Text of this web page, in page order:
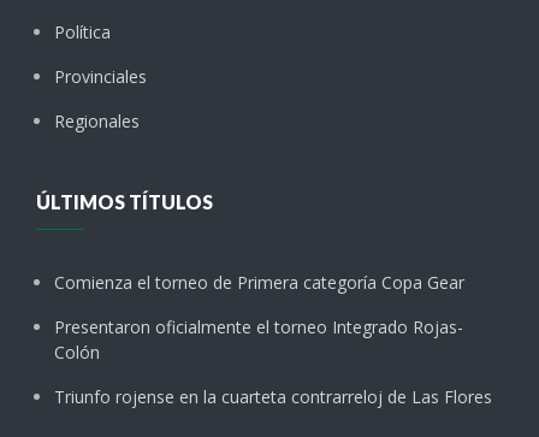
Política
Provinciales
Regionales
ÚLTIMOS TÍTULOS
Comienza el torneo de Primera categoría Copa Gear
Presentaron oficialmente el torneo Integrado Rojas-
Colón
Triunfo rojense en la cuarteta contrarreloj de Las Flores